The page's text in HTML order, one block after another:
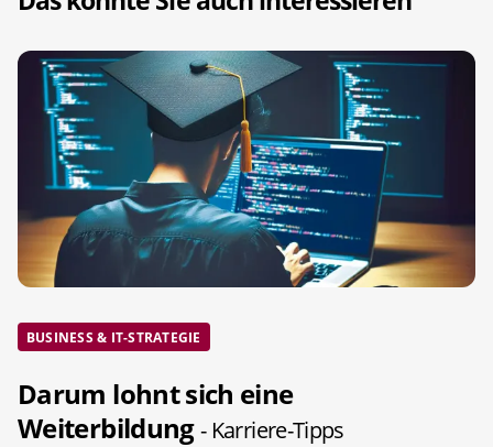
BUSINESS & IT-STRATEGIE
Darum lohnt sich eine
Weiterbildung- Karriere-Tipps